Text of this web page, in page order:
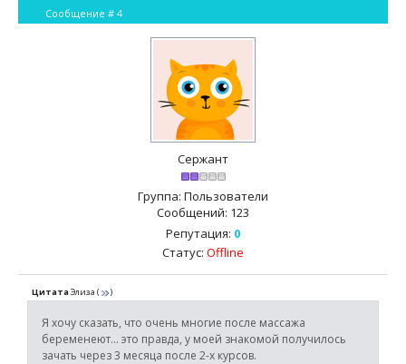
Сообщение # 4
Сержант
Группа: Пользователи
Сообщений: 123
Репутация: 0
Статус: Offline
ЦитатаЭлиза ( )
Я хочу сказать, что очень многие после массажа
беременеют... это правда, у моей знакомой получилось
зачать через 3 месяца после 2-х курсов.